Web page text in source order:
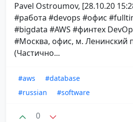
Pavel Ostroumov, [28.10.20
#работа #devops #офис
#bigdata #AWS #финтех
#Москва, офис, м. Ленинский
(Частично...
#aws
#database
#russian
#software
0